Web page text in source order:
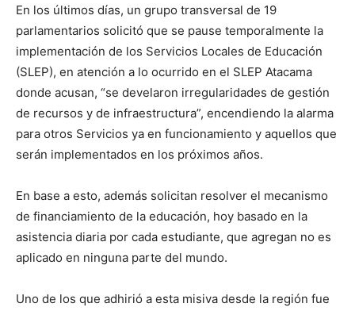
En los últimos días, un grupo transversal de 19
parlamentarios solicitó que se pause temporalmente la
implementación de los Servicios Locales de Educación
(SLEP), en atención a lo ocurrido en el SLEP Atacama
donde acusan, “se develaron irregularidades de gestión
de recursos y de infraestructura”, encendiendo la alarma
para otros Servicios ya en funcionamiento y aquellos que
serán implementados en los próximos años.
En base a esto, además solicitan resolver el mecanismo
de financiamiento de la educación, hoy basado en la
asistencia diaria por cada estudiante, que agregan no es
aplicado en ninguna parte del mundo.
Uno de los que adhirió a esta misiva desde la región fue